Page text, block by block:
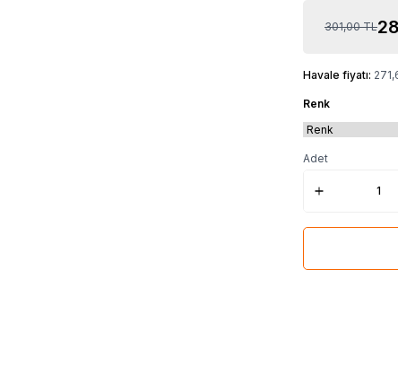
301,00TL
Havale fiyatı:
Renk
Adet